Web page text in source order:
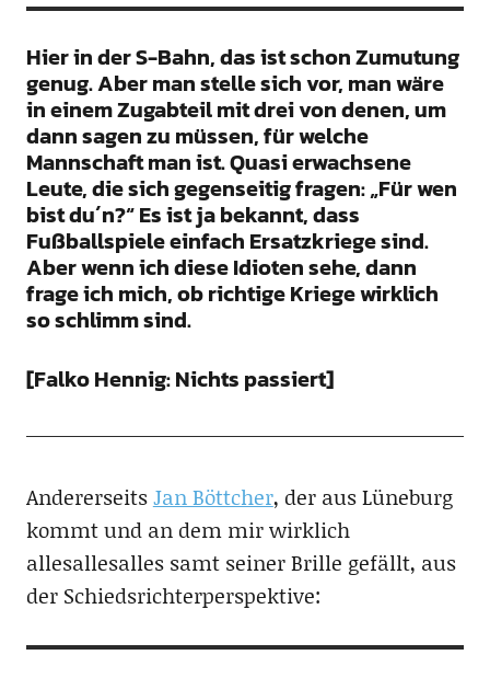
Hier in der S-Bahn, das ist schon Zumutung
genug. Aber man stelle sich vor, man wäre
in einem Zugabteil mit drei von denen, um
dann sagen zu müssen, für welche
Mannschaft man ist. Quasi erwachsene
Leute, die sich gegenseitig fragen: „Für wen
bist du´n?“ Es ist ja bekannt, dass
Fußballspiele einfach Ersatzkriege sind.
Aber wenn ich diese Idioten sehe, dann
frage ich mich, ob richtige Kriege wirklich
so schlimm sind.
[Falko Hennig: Nichts passiert]
AndererseitsJan Böttcher, der aus Lüneburg
kommt und an dem mir wirklich
allesallesalles samt seiner Brille gefällt, aus
der Schiedsrichterperspektive: